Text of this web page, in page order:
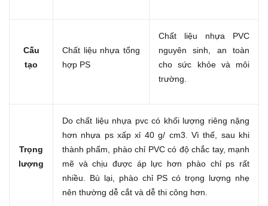
Cấu
tạo
Chất liệu nhựa tổng
hợp PS
Chất liệu nhựa PVC
nguyên sinh, an toàn
cho sức khỏe và môi
trường.
Trọng
lượng
Do chất liệu nhựa pvc có khối lượng riêng nặng
hơn nhựa ps xấp xỉ 40 g/ cm3. Vì thế, sau khi
thành phẩm, phào chỉ PVC có độ chắc tay, mạnh
mẽ và chịu được áp lực hơn phào chỉ ps rất
nhiều. Bù lại, phào chỉ PS có trọng lượng nhẹ
nên thường dễ cắt và dễ thi công hơn.